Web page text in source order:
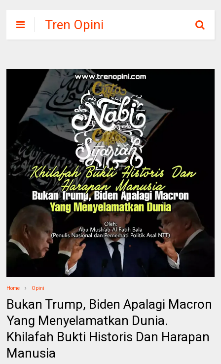
Tren Opini
Home Opini
Bukan Trump, Biden Apalagi Macron
Yang Menyelamatkan Dunia.
Khilafah Bukti Historis Dan Harapan
Manusia